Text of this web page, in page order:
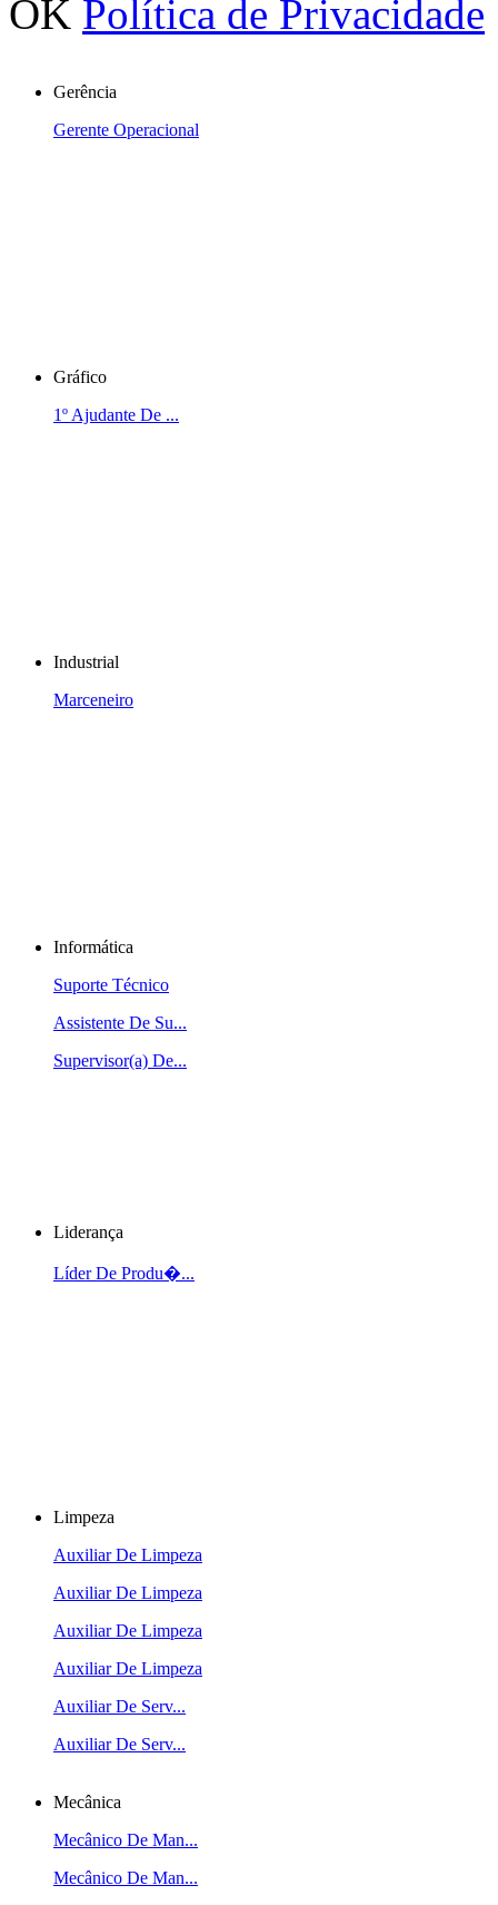
Gerência
Gerente Operacional
Gráfico
1º Ajudante De ...
Industrial
Marceneiro
Informática
Suporte Técnico
Assistente De Su...
Supervisor(a) De...
Liderança
Líder De Produ�...
Limpeza
Auxiliar De Limpeza
Auxiliar De Limpeza
Auxiliar De Limpeza
Auxiliar De Limpeza
Auxiliar De Serv...
Auxiliar De Serv...
Mecânica
Mecânico De Man...
Mecânico De Man...
OK Política de Privacidade